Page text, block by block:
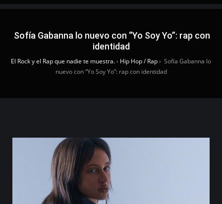
Sofía Gabanna lo nuevo con “Yo Soy Yo”: rap con
identidad
El Rock y el Rap que nadie te muestra.› Hip Hop / Rap› Sofía Gabanna lo
nuevo con “Yo Soy Yo”: rap con identidad